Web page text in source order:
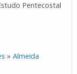
Pentecostal
»Almeida